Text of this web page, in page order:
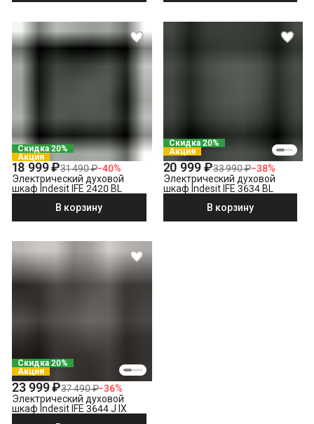
Скидка 20%
Акция
18 999 ₽31 490 ₽−40%
Электрический духовой
шкаф Indesit IFE 2420 BL
В корзину
Скидка 20%
Акция
20 999 ₽33 990 ₽−38%
Электрический духовой
шкаф Indesit IFE 3634 BL
В корзину
Скидка 20%
Акция
23 999 ₽37 490 ₽−36%
Электрический духовой
шкаф Indesit IFE 3644 J IX